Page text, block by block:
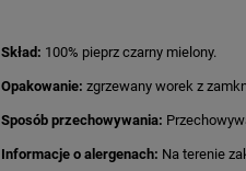
Skład: 100% pieprz czarny mielony.
Opakowanie: zgrzewany worek z
Sposób przechowywania:
Informacje o alergenach: Na terenie